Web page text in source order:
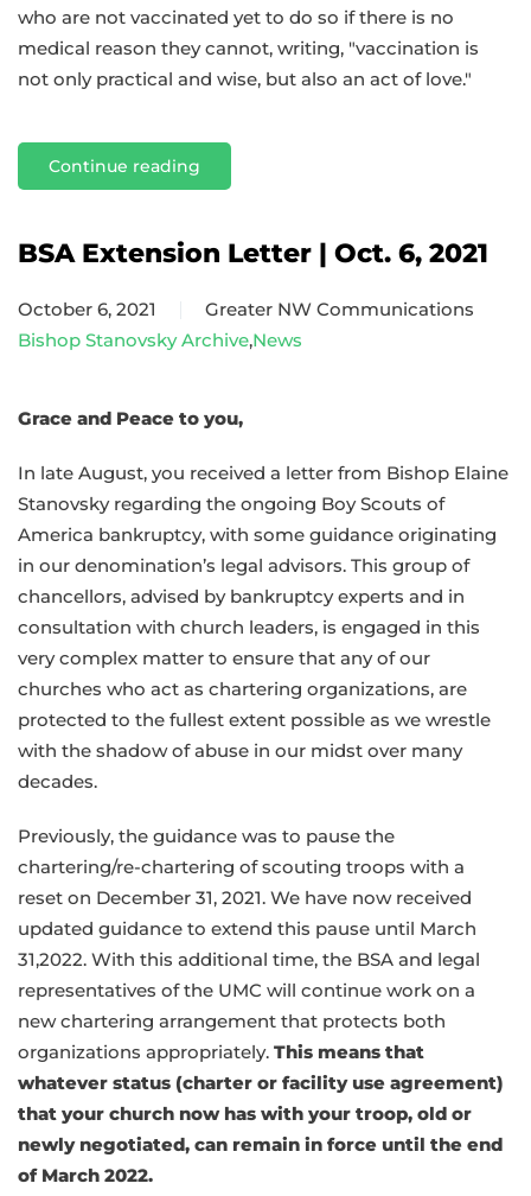
who are not vaccinated yet to do so if there is no
medical reason they cannot, writing, "vaccination is
not only practical and wise, but also an act of love."
Continue reading
BSA Extension Letter | Oct. 6, 2021
October 6, 2021
Greater NW Communications
Bishop Stanovsky Archive,News
Grace and Peace to you,
In late August, you received a letter from Bishop Elaine
Stanovsky regarding the ongoing Boy Scouts of
America bankruptcy, with some guidance originating
in our denomination’s legal advisors. This group of
chancellors, advised by bankruptcy experts and in
consultation with church leaders, is engaged in this
very complex matter to ensure that any of our
churches who act as chartering organizations, are
protected to the fullest extent possible as we wrestle
with the shadow of abuse in our midst over many
decades.
Previously, the guidance was to pause the
chartering/re-chartering of scouting troops with a
reset on December 31, 2021. We have now received
updated guidance to extend this pause until March
31,2022. With this additional time, the BSA and legal
representatives of the UMC will continue work on a
new chartering arrangement that protects both
organizations appropriately. This means that
whatever status (charter or facility use agreement)
that your church now has with your troop, old or
newly negotiated, can remain in force until the end
of March 2022.